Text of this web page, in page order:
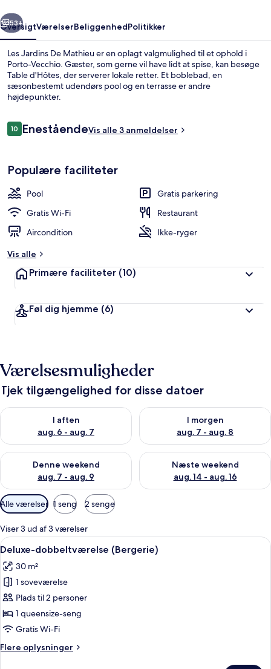
Næste
53+
OversigtVærelserBeliggenhedPolitikker
Les Jardins De Mathieu er en oplagt valgmulighed til et ophold i
Porto-Vecchio. Gæster, som gerne vil have lidt at spise, kan besøge
Table d'Hôtes, der serverer lokale retter. Et boblebad, en
sæsonbestemt udendørs pool og en terrasse er andre
højdepunkter.
Anmeldelser
1010 ud af 10.
EneståendeVis alle 3 anmeldelser
Populære faciliteter
Pool
Gratis parkering
Gratis Wi-Fi
Restaurant
Aircondition
Ikke-ryger
Vis alle
Primære faciliteter (10)
Føl dig hjemme (6)
Værelsesmuligheder
Tjek tilgængelighed for disse datoer
I aften
aug. 6 - aug. 7
Tjek tilgængelighed for i aften aug. 6 - aug. 7
I morgen
aug. 7 - aug. 8
Tjek tilgængelighed for i
Denne weekend
aug. 7 - aug. 9
Tjek tilgængelighed for denne weekend aug. 7 - aug. 9
Næste weekend
aug. 14 - aug. 16
Tjek tilgængelighed for næste
Tilgængelige
filtre
for
værelser
Alle værelser 1 seng 2 senge
Viser 3 ud af 3 værelser
Indlæs
alle
billeder
af
Deluxe-
dobbeltværelse
(Bergerie)
En træterrasse med
9
Deluxe-dobbeltværelse (Bergerie)
30 m²
1 soveværelse
Plads til 2 personer
1 queensize-seng
Gratis Wi-Fi
Flere oplysninger
Flere